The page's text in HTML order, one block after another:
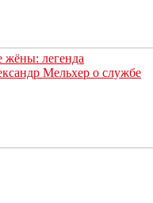
жёны: легенда
Мельхер о службе